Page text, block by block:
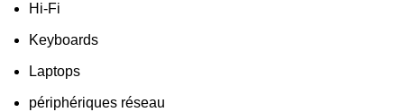
Hi-Fi
Keyboards
Laptops
périphériques réseau